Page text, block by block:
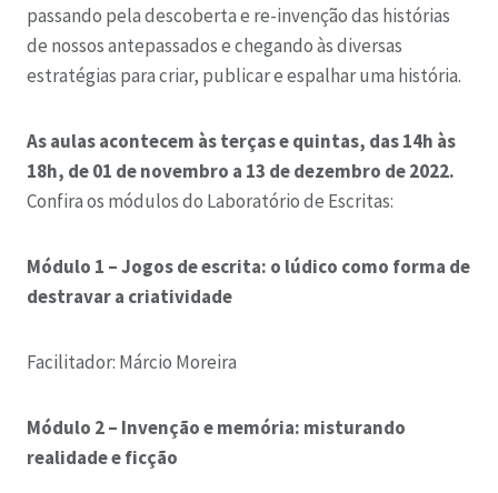
passando pela descoberta e re-invenção das histórias
de nossos antepassados e chegando às diversas
estratégias para criar, publicar e espalhar uma história.
As aulas acontecem às terças e quintas, das 14h às
18h, de 01 de novembro a 13 de dezembro de 2022.
Confira os módulos do Laboratório de Escritas:
Módulo 1 – Jogos de escrita: o lúdico como forma de
destravar a criatividade
Facilitador: Márcio Moreira
Módulo 2 – Invenção e memória: misturando
realidade e ficção